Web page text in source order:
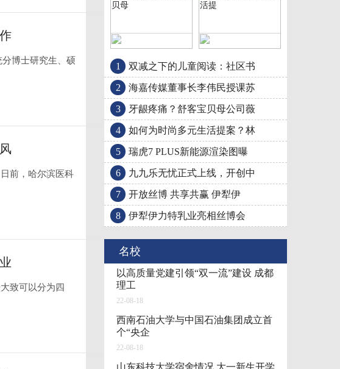
博士研究生、硕
前，哈尔滨医科
致可以分为四
牙龈疼痛？舒客宝贝母 如何为时尚多元生活提
1 双减之下的儿童阅读：社区书
2 海嘉传媒董事长李伟民授课苏
3 牙龈疼痛？舒客宝贝母公司薇
4 如何为时尚多元生活提案？林
5 瑞虎7 PLUS新能源渲染图曝
6 九九乐无忧正式上线，开创中
7 开放丝博 共享共赢 伊犁伊
8 伊犁伊力特乳业亮相丝博会
名校
以高质量党建引领“双一流”建设 成都
理工
22-08-18
西南石油大学与中国石油集团成立首
个“央企
22-08-18
山东科技大学宿舍情况 大一新生开学